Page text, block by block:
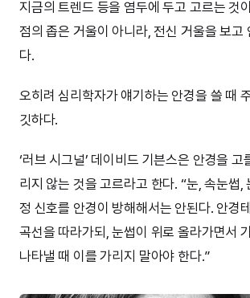
지금의 트렌드 등을 염두에 두고 고르는 것
점의 좁은 거울이 아니라, 전신 거울을 보고
다.
오히려 심리학자가 얘기하는 안경을 쓸 때
깃하다.
‘러브 시그널’ 데이비드 기븐스은 안경을
리지 않는 것을 고르라고 한다. “눈, 속눈썹,
정 신호를 안경이 방해해서는 안된다. 안경
곡선을 따라가되, 눈썹이 위로 올라가면서
나타낼 때 이를 가리지 말아야 한다.”